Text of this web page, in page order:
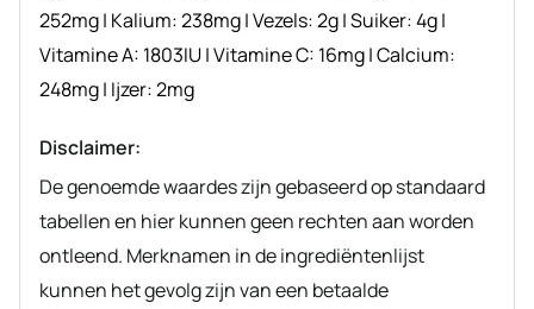
252mg| Kalium:238mg|Vezels:2g|Suiker:4g|
Vitamine A: 1803IU|Vitamine C: 16mg|Calcium:
248mg| Ijzer:2mg
Disclaimer:
De genoemde waardes zijn gebaseerd op standaard
tabellen en hier kunnen geen rechten aan worden
ontleend. Merknamen in de ingrediëntenlijst
kunnen het gevolg zijn van een betaalde